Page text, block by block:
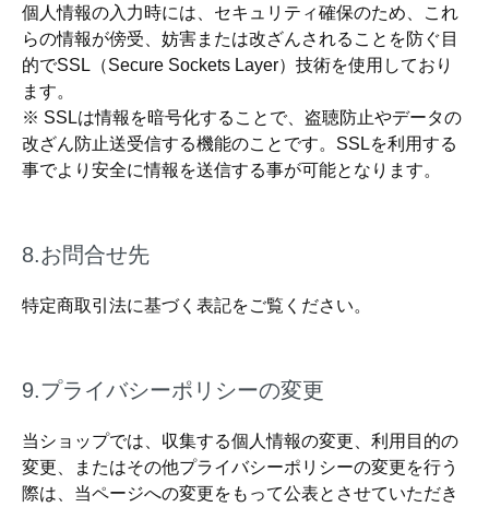
個人情報の入力時には、セキュリティ確保のため、これ
らの情報が傍受、妨害または改ざんされることを防ぐ目
的でSSL（Secure Sockets Layer）技術を使用しており
ます。
※ SSLは情報を暗号化することで、盗聴防止やデータの
改ざん防止送受信する機能のことです。SSLを利用する
事でより安全に情報を送信する事が可能となります。
8.お問合せ先
特定商取引法に基づく表記をご覧ください。
9.プライバシーポリシーの変更
当ショップでは、収集する個人情報の変更、利用目的の
変更、またはその他プライバシーポリシーの変更を行う
際は、当ページへの変更をもって公表とさせていただき